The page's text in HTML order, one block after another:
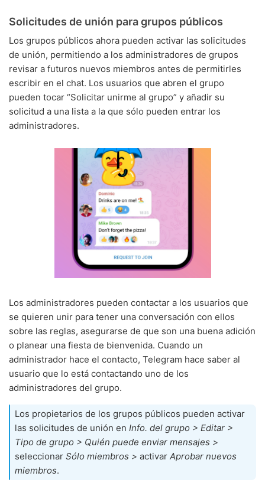
Solicitudes de unión para grupos públicos
Los grupos públicos ahora pueden activar las solicitudes
de unión, permitiendo a los administradores de grupos
revisar a futuros nuevos miembros antes de permitirles
escribir en el chat. Los usuarios que abren el grupo
pueden tocar “Solicitar unirme al grupo” y añadir su
solicitud a una lista a la que sólo pueden entrar los
administradores.
Los administradores pueden contactar a los usuarios que
se quieren unir para tener una conversación con ellos
sobre las reglas, asegurarse de que son una buena adición
o planear una fiesta de bienvenida. Cuando un
administrador hace el contacto, Telegram hace saber al
usuario que lo está contactando uno de los
administradores del grupo.
Los propietarios de los grupos públicos pueden activar
las solicitudes de unión en Info. del grupo > Editar >
Tipo de grupo > Quién puede enviar mensajes >
seleccionar Sólo miembros > activar Aprobar nuevos
miembros.